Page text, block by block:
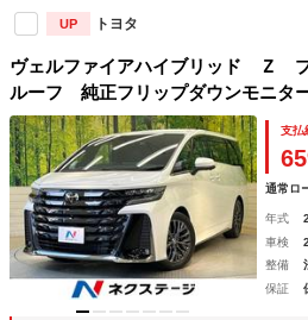
UP トヨタ
ヴェルファイアハイブリッド Ｚ
ルーフ 純正フリップダウンモニタ
ー 純正１４型ナビ 全周囲カメラ
インドスポットモニター 両側電
ワーシート
支払
通常ロ
年式
車検
整備
保証